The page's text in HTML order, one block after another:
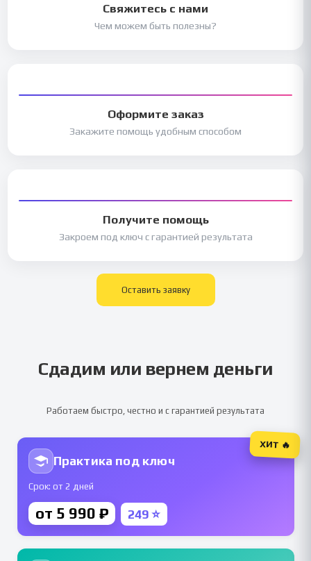
Свяжитесь с нами
Чем можем быть полезны?
Оформите заказ
Закажите помощь удобным способом
Получите помощь
Закроем под ключ с гарантией результата
Оставить заявку
Сдадим или вернем деньги
Работаем быстро, честно и с гарантией результата
Практика под ключ
Срок: от 2 дней
от 5 990 ₽ 249 ⭐
ХИТ 🔥